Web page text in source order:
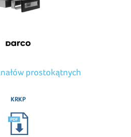
prostokątnych
KRKP